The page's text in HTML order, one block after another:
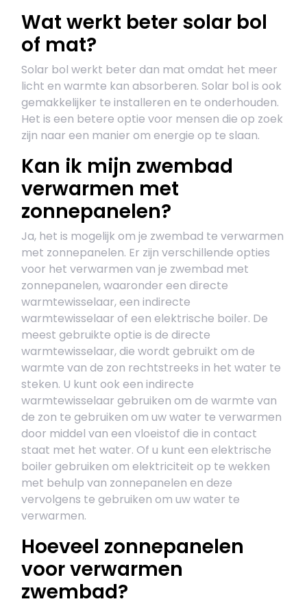
Wat werkt beter solar bol
of mat?
Solar bol werkt beter dan mat omdat het meer
licht en warmte kan absorberen. Solar bol is ook
gemakkelijker te installeren en te onderhouden.
Het is een betere optie voor mensen die op zoek
zijn naar een manier om energie op te slaan.
Kan ik mijn zwembad
verwarmen met
zonnepanelen?
Ja, het is mogelijk om je zwembad te verwarmen
met zonnepanelen. Er zijn verschillende opties
voor het verwarmen van je zwembad met
zonnepanelen, waaronder een directe
warmtewisselaar, een indirecte
warmtewisselaar of een elektrische boiler. De
meest gebruikte optie is de directe
warmtewisselaar, die wordt gebruikt om de
warmte van de zon rechtstreeks in het water te
steken. U kunt ook een indirecte
warmtewisselaar gebruiken om de warmte van
de zon te gebruiken om uw water te verwarmen
door middel van een vloeistof die in contact
staat met het water. Of u kunt een elektrische
boiler gebruiken om elektriciteit op te wekken
met behulp van zonnepanelen en deze
vervolgens te gebruiken om uw water te
verwarmen.
Hoeveel zonnepanelen
voor verwarmen
zwembad?